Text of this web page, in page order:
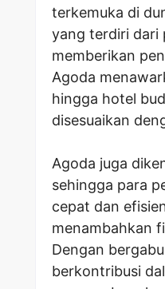
terkemuka di
yang terdiri dari
memberikan
Agoda
hingga hotel
disesuaikan
Agoda juga
sehingga para
cepat dan
menambahkan
Dengan
berkontribusi